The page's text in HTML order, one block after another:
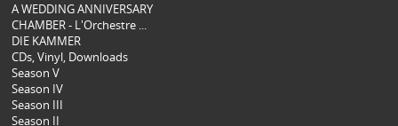
A WEDDING ANNIVERSARY
CHAMBER - L'Orchestre ...
DIE KAMMER
CDs, Vinyl, Downloads
Season V
Season IV
Season III
Season II